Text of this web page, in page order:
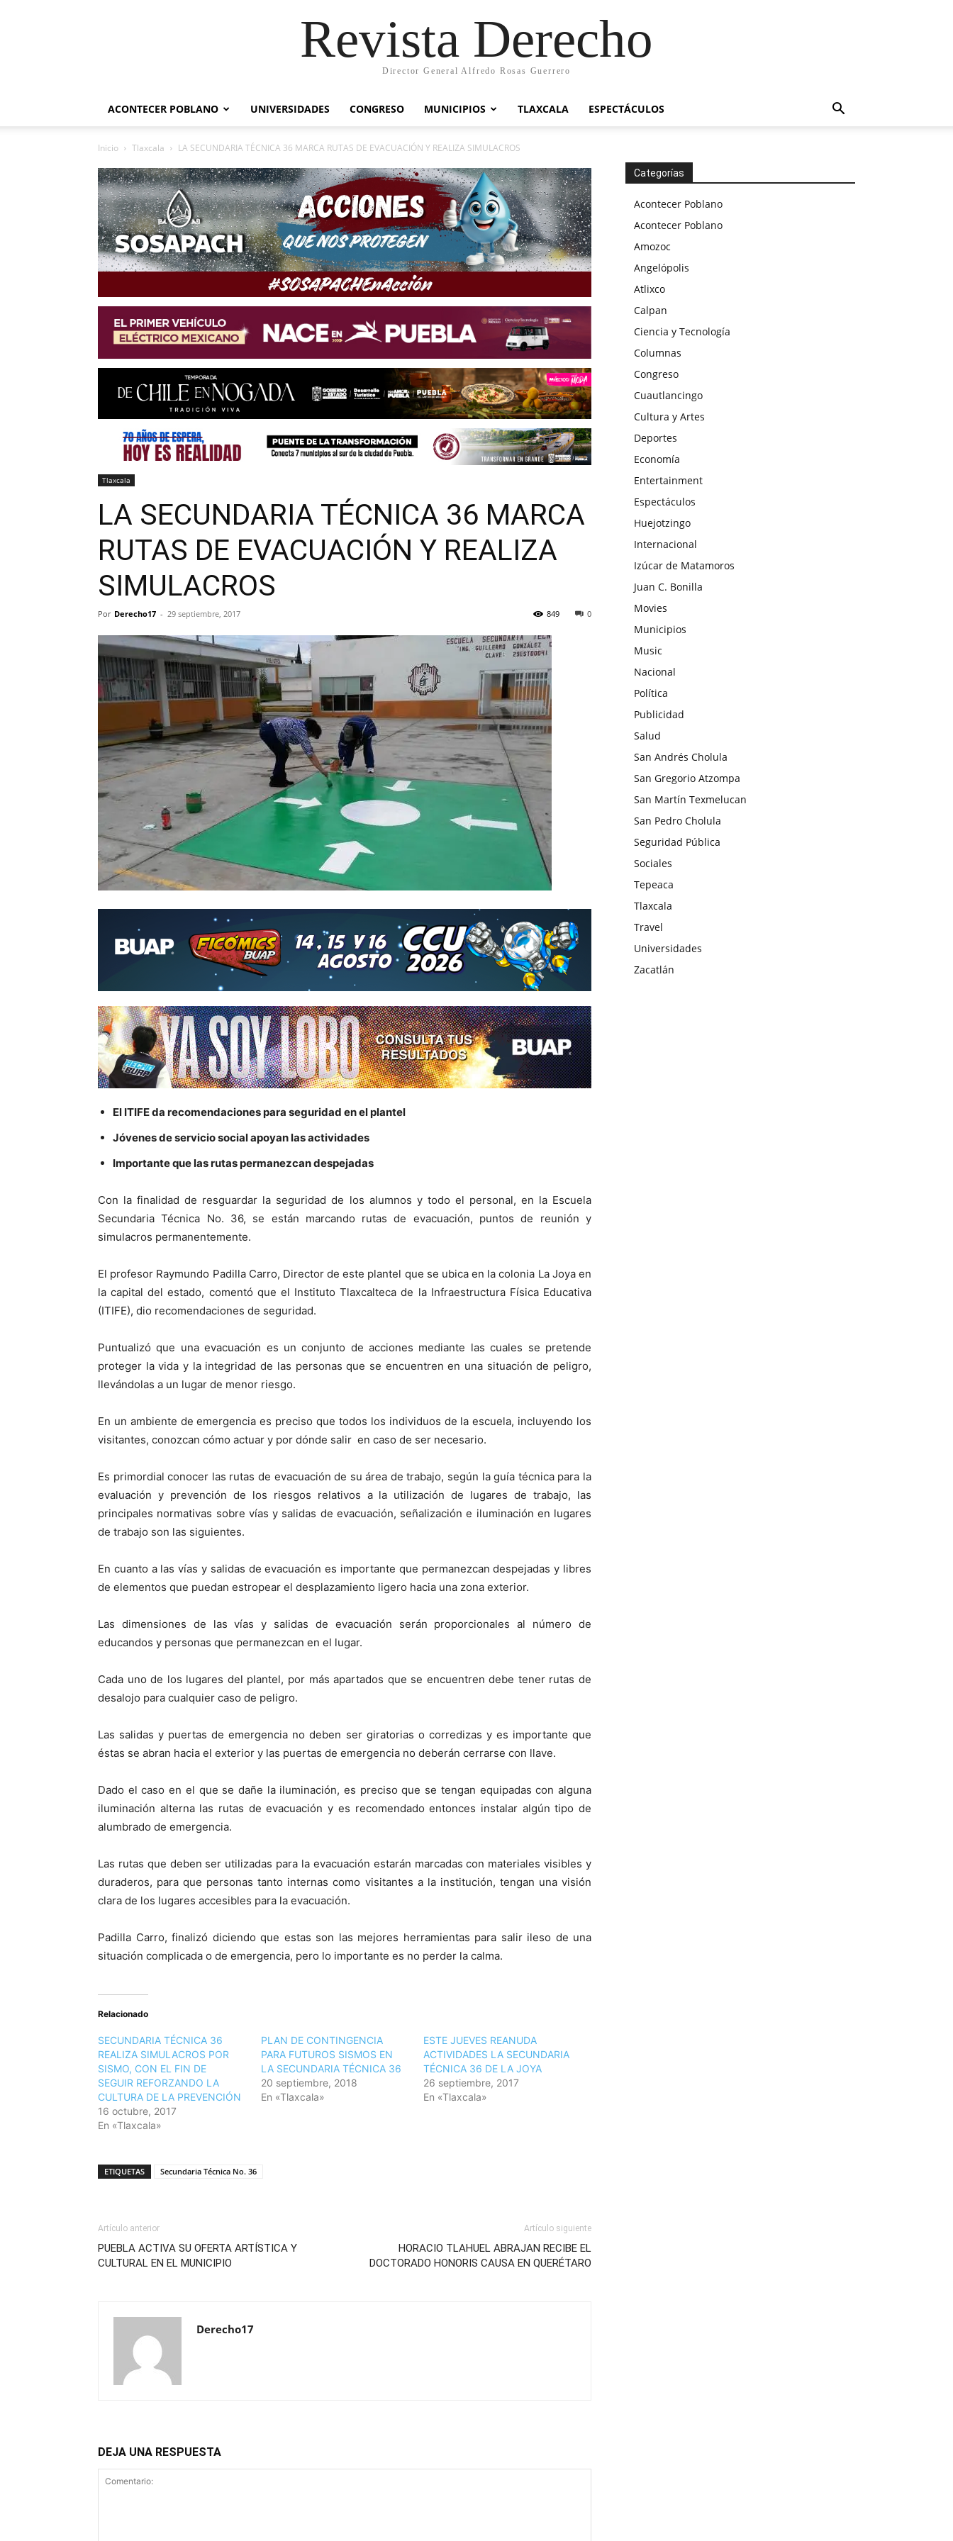
Revista Derecho
Director General Alfredo Rosas Guerrero
ACONTECER POBLANO UNIVERSIDADES CONGRESO MUNICIPIOS TLAXCALA ESPECTÁCULOS
Inicio Tlaxcala LA SECUNDARIA TÉCNICA 36 MARCA RUTAS DE EVACUACIÓN Y REALIZA SIMULACROS
Tlaxcala
LA SECUNDARIA TÉCNICA 36 MARCA
RUTAS DE EVACUACIÓN Y REALIZA
SIMULACROS
Por Derecho17 - 29 septiembre, 2017 0
849
El ITIFE da recomendaciones para seguridad en el plantel
Jóvenes de servicio social apoyan las actividades
Importante que las rutas permanezcan despejadas
Con la finalidad de resguardar la seguridad de los alumnos y todo el personal, en la Escuela
Secundaria Técnica No. 36, se están marcando rutas de evacuación, puntos de reunión y
simulacros permanentemente.
El profesor Raymundo Padilla Carro, Director de este plantel que se ubica en la colonia La Joya en
la capital del estado, comentó que el Instituto Tlaxcalteca de la Infraestructura Física Educativa
(ITIFE), dio recomendaciones de seguridad.
Puntualizó que una evacuación es un conjunto de acciones mediante las cuales se pretende
proteger la vida y la integridad de las personas que se encuentren en una situación de peligro,
llevándolas a un lugar de menor riesgo.
En un ambiente de emergencia es preciso que todos los individuos de la escuela, incluyendo los
visitantes, conozcan cómo actuar y por dónde salir en caso de ser necesario.
Es primordial conocer las rutas de evacuación de su área de trabajo, según la guía técnica para la
evaluación y prevención de los riesgos relativos a la utilización de lugares de trabajo, las
principales normativas sobre vías y salidas de evacuación, señalización e iluminación en lugares
de trabajo son las siguientes.
En cuanto a las vías y salidas de evacuación es importante que permanezcan despejadas y libres
de elementos que puedan estropear el desplazamiento ligero hacia una zona exterior.
Las dimensiones de las vías y salidas de evacuación serán proporcionales al número de
educandos y personas que permanezcan en el lugar.
Cada uno de los lugares del plantel, por más apartados que se encuentren debe tener rutas de
desalojo para cualquier caso de peligro.
Las salidas y puertas de emergencia no deben ser giratorias o corredizas y es importante que
éstas se abran hacia el exterior y las puertas de emergencia no deberán cerrarse con llave.
Dado el caso en el que se dañe la iluminación, es preciso que se tengan equipadas con alguna
iluminación alterna las rutas de evacuación y es recomendado entonces instalar algún tipo de
alumbrado de emergencia.
Las rutas que deben ser utilizadas para la evacuación estarán marcadas con materiales visibles y
duraderos, para que personas tanto internas como visitantes a la institución, tengan una visión
clara de los lugares accesibles para la evacuación.
Padilla Carro, finalizó diciendo que estas son las mejores herramientas para salir ileso de una
situación complicada o de emergencia, pero lo importante es no perder la calma.
Relacionado
SECUNDARIA TÉCNICA 36
REALIZA SIMULACROS POR
SISMO, CON EL FIN DE
SEGUIR REFORZANDO LA
CULTURA DE LA PREVENCIÓN
16 octubre, 2017
En «Tlaxcala»
PLAN DE CONTINGENCIA
PARA FUTUROS SISMOS EN
LA SECUNDARIA TÉCNICA 36
20 septiembre, 2018
En «Tlaxcala»
ESTE JUEVES REANUDA
ACTIVIDADES LA SECUNDARIA
TÉCNICA 36 DE LA JOYA
26 septiembre, 2017
En «Tlaxcala»
ETIQUETAS Secundaria Técnica No. 36
Artículo anterior
PUEBLA ACTIVA SU OFERTA ARTÍSTICA Y
CULTURAL EN EL MUNICIPIO
Artículo siguiente
HORACIO TLAHUEL ABRAJAN RECIBE EL
DOCTORADO HONORIS CAUSA EN QUERÉTARO
Derecho17
DEJA UNA RESPUESTA
Categorías
Acontecer Poblano
Acontecer Poblano
Amozoc
Angelópolis
Atlixco
Calpan
Ciencia y Tecnología
Columnas
Congreso
Cuautlancingo
Cultura y Artes
Deportes
Economía
Entertainment
Espectáculos
Huejotzingo
Internacional
Izúcar de Matamoros
Juan C. Bonilla
Movies
Municipios
Music
Nacional
Política
Publicidad
Salud
San Andrés Cholula
San Gregorio Atzompa
San Martín Texmelucan
San Pedro Cholula
Seguridad Pública
Sociales
Tepeaca
Tlaxcala
Travel
Universidades
Zacatlán